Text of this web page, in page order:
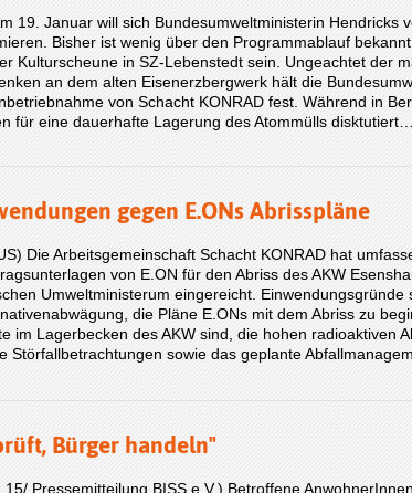
19. Januar will sich Bundesumweltministerin Hendricks
Bisher ist wenig über den Programmablauf
Kulturscheune in SZ-Lebenstedt sein. Ungeachtet der
an dem alten Eisenerzbergwerk hält die
von Schacht KONRAD fest. Während in
für eine dauerhafte Lagerung des Atommülls disktutiert…
gegen E.ONs Abrisspläne
Die Arbeitsgemeinschaft Schacht KONRAD hat
von E.ON für den Abriss des AKW
Umweltministerum eingereicht. Einwendungsgründe
die Pläne E.ONs mit dem Abriss zu
im Lagerbecken des AKW sind, die hohen radioaktiven
Störfallbetrachtungen sowie das geplante
Bürger handeln"
Pressemitteilung BISS e.V.) Betroffene